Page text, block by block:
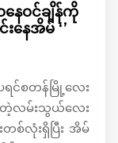
ေဝင်ချိန်ကို
ေအိမ် ‘’
ရင်စတန်မြို့လေး
တဲ့လမ်းသွယ်လေး
စ်လုံးရှိပြီး အိမ်